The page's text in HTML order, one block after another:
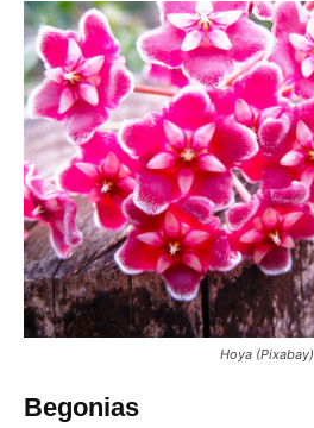
Hoya (Pixabay)
Begonias